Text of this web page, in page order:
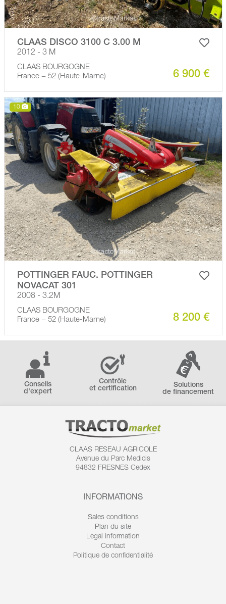
CLAAS DISCO 3100 C 3.00 M
2012 - 3 M
CLAAS BOURGOGNE
France − 52 (Haute-Marne)
6 900 €
10
POTTINGER FAUC. POTTINGER
NOVACAT 301
2008 - 3.2M
CLAAS BOURGOGNE
France − 52 (Haute-Marne)
8 200 €
Conseils
d'expert
Contrôle
et certification
Solutions
de financement
CLAAS RESEAU AGRICOLE
Avenue du Parc Medicis
94832 FRESNES Cedex
INFORMATIONS
Sales conditions
Plan du site
Legal information
Contact
Politique de confidentialité